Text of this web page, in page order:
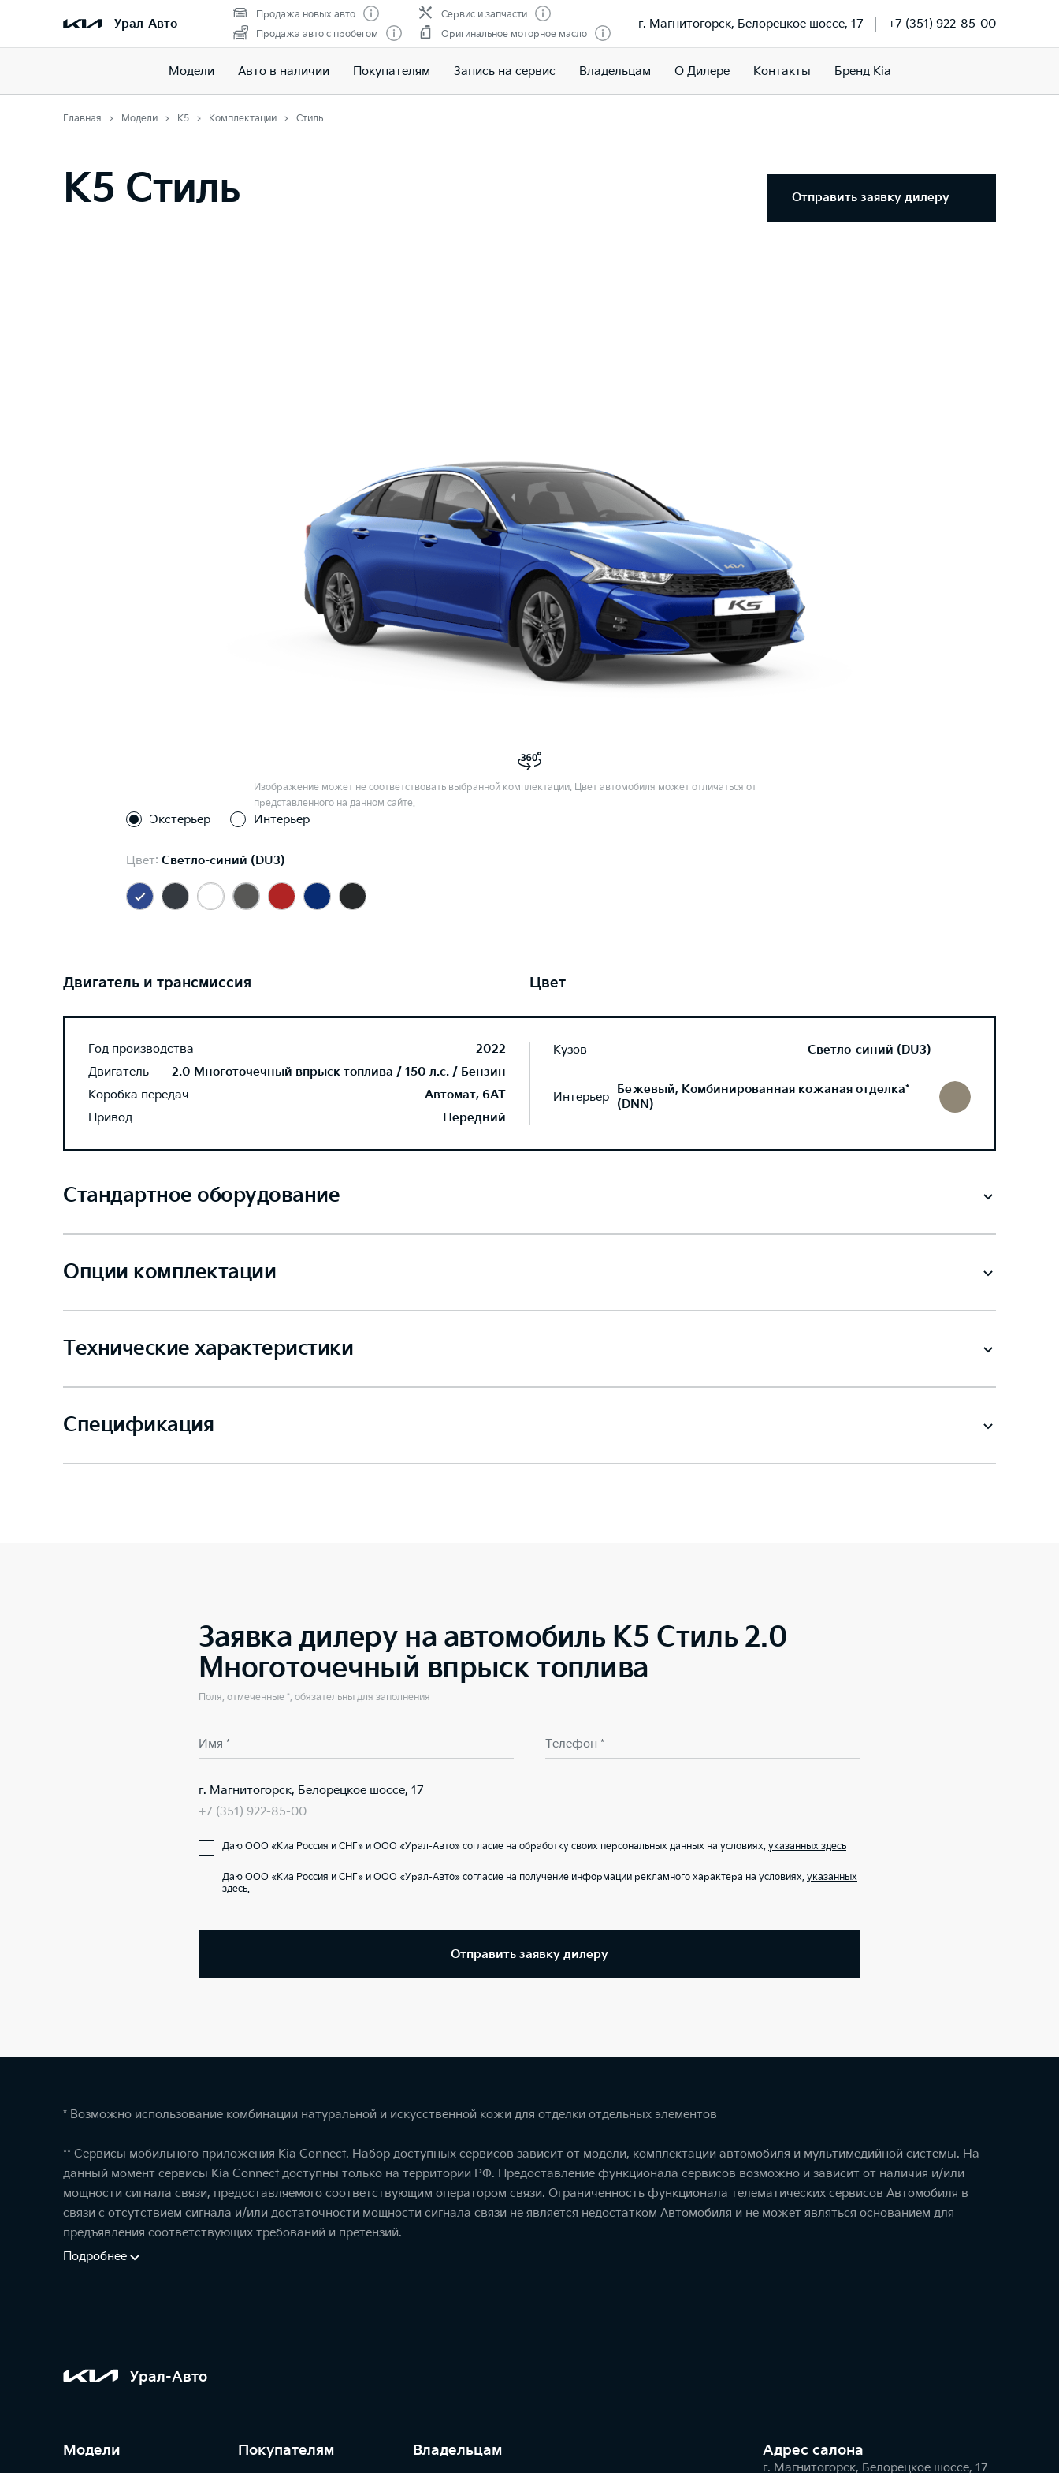
Урал-Авто
Продажа новых авто
Продажа авто с пробегом
Сервис и запчасти
Оригинальное моторное масло
г. Магнитогорск, Белорецкое шоссе, 17 +7 (351) 922-85-00
Модели Авто в наличии Покупателям Запись на сервис Владельцам О Дилере Контакты Бренд Kia
Главная Модели K5 Комплектации Стиль
K5 Стиль Отправить заявку дилеру
Изображение может не соответствовать выбранной комплектации. Цвет автомобиля может отличаться от
представленного на данном сайте.
Экстерьер Интерьер
Цвет: Светло-синий (DU3)
Двигатель и трансмиссия
Год производства
2022
Двигатель
2.0 Многоточечный впрыск топлива / 150 л.с. / Бензин
Коробка передач
Автомат, 6AT
Привод
Передний
Цвет
Кузов Светло-синий (DU3)
Интерьер Бежевый, Комбинированная кожаная отделка*
(DNN)
Стандартное оборудование
Опции комплектации
Технические характеристики
Спецификация
Заявка дилеру на автомобиль K5 Стиль 2.0
Многоточечный впрыск топлива
Поля, отмеченные *, обязательны для заполнения
Имя * Телефон *
г. Магнитогорск, Белорецкое шоссе, 17
+7 (351) 922-85-00
Даю ООО «Киа Россия и СНГ» и ООО «Урал-Авто» согласие на обработку своих персональных данных на условиях, указанных здесь
Даю ООО «Киа Россия и СНГ» и ООО «Урал-Авто» согласие на получение информации рекламного характера на условиях, указанных
здесь.
Отправить заявку дилеру
* Возможно использование комбинации натуральной и искусственной кожи для отделки отдельных элементов
** Сервисы мобильного приложения Kia Connect. Набор доступных сервисов зависит от модели, комплектации автомобиля и мультимедийной системы. На
данный момент сервисы Kia Connect доступны только на территории РФ. Предоставление функционала сервисов возможно и зависит от наличия и/или
мощности сигнала связи, предоставляемого соответствующим оператором связи. Ограниченность функционала телематических сервисов Автомобиля в
связи с отсутствием сигнала и/или достаточности мощности сигнала связи не является недостатком Автомобиля и не может являться основанием для
предъявления соответствующих требований и претензий.
Подробнее
Урал-Авто
Модели Покупателям Владельцам Адрес салонa
г. Магнитогорск, Белорецкое шоссе, 17